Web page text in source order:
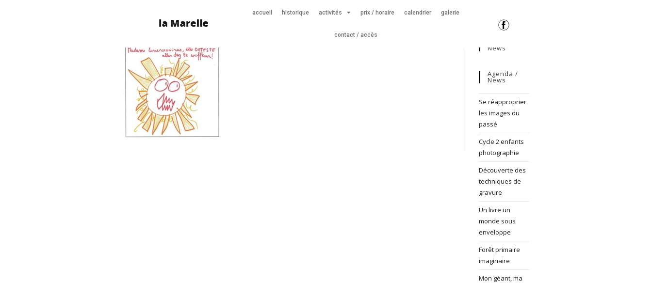
accueil historique activités prix / horaire calendrier galerie
contact / accès
News
Agenda /
News
Se réapproprier
les images du
passé
Cycle 2 enfants
photographie
Découverte des
techniques de
gravure
Un livre un
monde sous
enveloppe
Forêt primaire
imaginaire
Mon géant, ma